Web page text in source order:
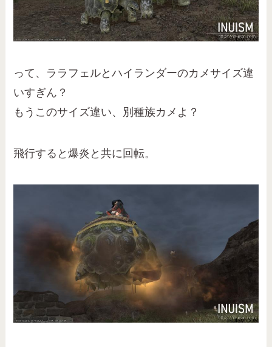
って、ララフェルとハイランダーのカメサイズ違
いすぎん？
もうこのサイズ違い、別種族カメよ？
飛行すると爆炎と共に回転。